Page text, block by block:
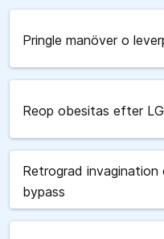
Pringle manöver o
Reop obesitas efter
Retrograd
bypass